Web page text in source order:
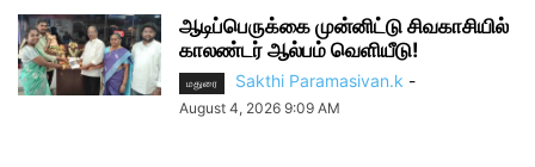
ஆடிப்பெருக்கை முன்னிட்டு சிவகாசியில்
காலண்டர் ஆல்பம் வெளியீடு!
மதுரை Sakthi Paramasivan.k -
August 4, 2026 9:09 AM